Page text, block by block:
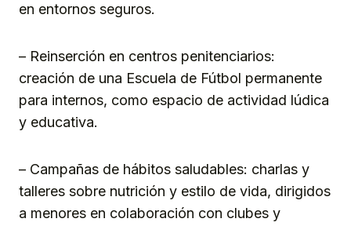
en entornos seguros.
– Reinserción en centros penitenciarios:
creación de una Escuela de Fútbol permanente
para internos, como espacio de actividad lúdica
y educativa.
– Campañas de hábitos saludables: charlas y
talleres sobre nutrición y estilo de vida, dirigidos
a menores en colaboración con clubes y